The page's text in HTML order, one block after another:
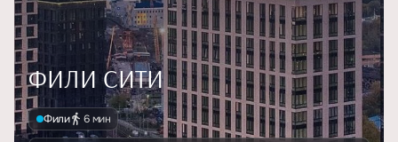
ФИЛИ СИТИ
Фили 6 мин